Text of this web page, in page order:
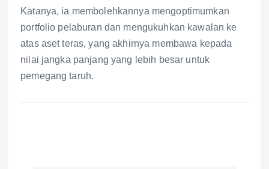
Katanya, ia membolehkannya mengoptimumkan
portfolio pelaburan dan mengukuhkan kawalan ke
atas aset teras, yang akhirnya membawa kepada
nilai jangka panjang yang lebih besar untuk
pemegang taruh.